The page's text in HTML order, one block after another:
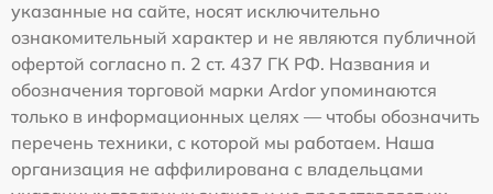
указанные на сайте, носят исключительно
ознакомительный характер и не являются публичной
офертой согласно п. 2 ст. 437 ГК РФ. Названия и
обозначения торговой марки Ardor упоминаются
только в информационных целях — чтобы обозначить
перечень техники, с которой мы работаем. Наша
организация не аффилирована с владельцами